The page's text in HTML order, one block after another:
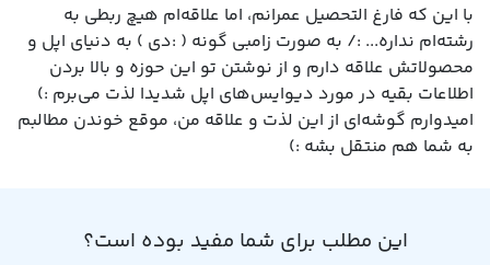
با این که فارغ التحصیل عمرانم، اما علاقه‌ام هیچ ربطی به
رشته‌ام نداره... :/ به صورت زامبی گونه ( :دی ) به دنیای اپل و
محصولاتش علاقه دارم و از نوشتن تو این حوزه و بالا بردن
اطلاعات بقیه در مورد دیوایس‌های اپل شدیدا لذت می‌برم :)
امیدوارم گوشه‌ای از این لذت و علاقه من، موقع خوندن مطالبم
به شما هم منتقل بشه :)
این مطلب برای شما مفید بوده است؟